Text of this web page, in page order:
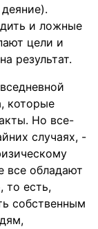
и ложные
цели и
результат.
которые
Но все-
случаях, -
все обладают
то есть,
собственным